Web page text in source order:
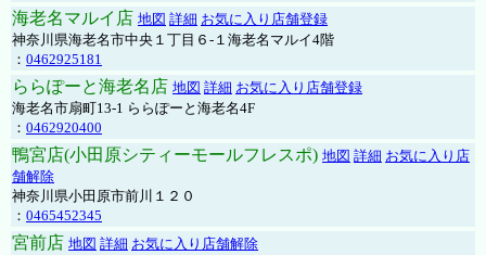
海老名マルイ店 地図 詳細 お気に入り店舗登録
神奈川県海老名市中央１丁目６-１海老名マルイ4階
： 0462925181
ららぽーと海老名店 地図 詳細 お気に入り店舗登録
海老名市扇町13-1 ららぽーと海老名4F
： 0462920400
鴨宮店(小田原シティーモールフレスポ) 地図 詳細 お気に入り店
舗解除
神奈川県小田原市前川１２０
： 0465452345
宮前店 地図 詳細 お気に入り店舗解除